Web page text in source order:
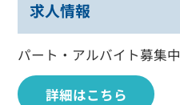
求人情報
パート・アルバイト募集中
詳細はこちら